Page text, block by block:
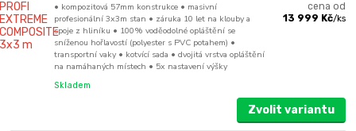
• kompozitová 57mm konstrukce • masivní
profesionální 3x3m stan • záruka 10 let na klouby a
spoje z hliníku • 100% voděodolné opláštění se
sníženou hořlavostí (polyester s PVC potahem) •
transportní vaky • kotvící sada • dvojitá vrstva opláštění
na namáhaných místech • 5x nastavení výšky
cena od
13 999 Kč/ks
Skladem
Zvolit variantu